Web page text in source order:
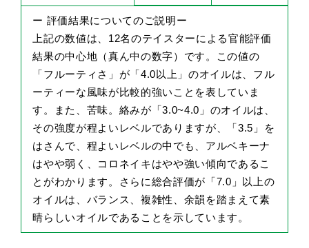
ー 評価結果についてのご説明ー
上記の数値は、12名のテイスターによる官能評価
結果の中心地（真ん中の数字）です。この値の
「フルーティさ」が「4.0以上」のオイルは、フル
ーティーな風味が比較的強いことを表していま
す。また、苦味。絡みが「3.0~4.0」のオイルは、
その強度が程よいレベルでありますが、「3.5」を
はさんで、程よいレベルの中でも、アルベキーナ
はやや弱く、コロネイキはやや強い傾向であるこ
とがわかります。さらに総合評価が「7.0」以上の
オイルは、バランス、複雑性、余韻を踏まえて素
晴らしいオイルであることを示しています。